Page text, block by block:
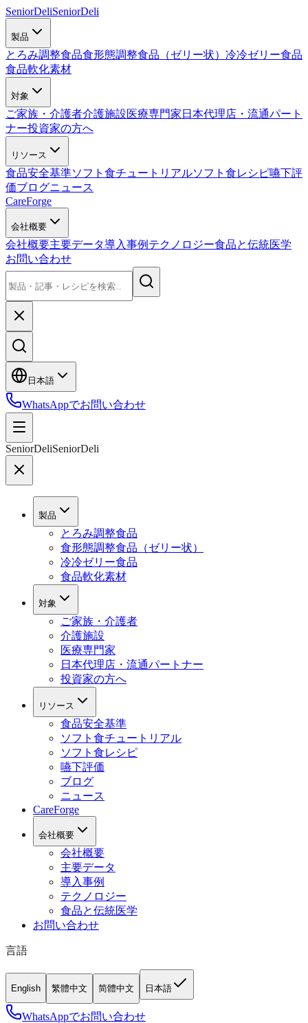
SeniorDeliSeniorDeli
製品
とろみ調整食品食形態調整食品（ゼリー状） 冷冷ゼリー食品
食品軟化素材
対象
ご家族・介護者介護施設医療専門家 日本代理店・流通パート
ナー投資家の方へ
リソース
食品安全基準ソフト食チュートリアルソフト食レシピ嚥下評
価ブログニュース
CareForge
会社概要
会社概要主要データ導入事例 テクノロジー食品と伝統医学
お問い合わせ
日本語
WhatsAppでお問い合わせ
SeniorDeliSeniorDeli
製品
とろみ調整食品
食形態調整食品（ゼリー状）
冷冷ゼリー食品
食品軟化素材
対象
ご家族・介護者
介護施設
医療専門家
日本代理店・流通パートナー
投資家の方へ
リソース
食品安全基準
ソフト食チュートリアル
ソフト食レシピ
嚥下評価
ブログ
ニュース
CareForge
会社概要
会社概要
主要データ
導入事例
テクノロジー
食品と伝統医学
お問い合わせ
言語
English 繁體中文 简體中文 日本語
WhatsAppでお問い合わせ